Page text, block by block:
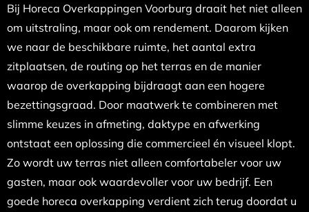
Bij Horeca Overkappingen Voorburg draait het niet alleen
om uitstraling, maar ook om rendement. Daarom kijken
we naar de beschikbare ruimte, het aantal extra
zitplaatsen, de routing op het terras en de manier
waarop de overkapping bijdraagt aan een hogere
bezettingsgraad. Door maatwerk te combineren met
slimme keuzes in afmeting, daktype en afwerking
ontstaat een oplossing die commercieel én visueel klopt.
Zo wordt uw terras niet alleen comfortabeler voor uw
gasten, maar ook waardevoller voor uw bedrijf. Een
goede horeca overkapping verdient zich terug doordat u